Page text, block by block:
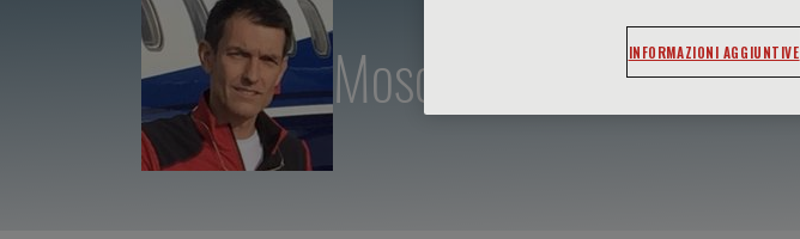
Moscatelli AndreaINFORMAZIONI AGGIUNTIVE